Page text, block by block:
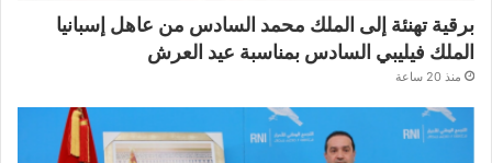
برقية تهنئة إلى الملك محمد السادس من عاهل إسبانيا
الملك فيليبي السادس بمناسبة عيد العرش
منذ 20 ساعة